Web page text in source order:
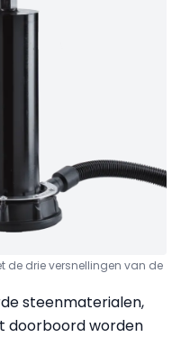
de drie versnellingen van de
steenmaterialen,
doorboord worden